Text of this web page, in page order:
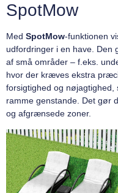
SpotMow
Med SpotMow-funktionen
udfordringer i en have. Den
af små områder – f.eks.
hvor der kræves ekstra
forsigtighed og
ramme genstande. Det gør
og afgrænsede zoner.